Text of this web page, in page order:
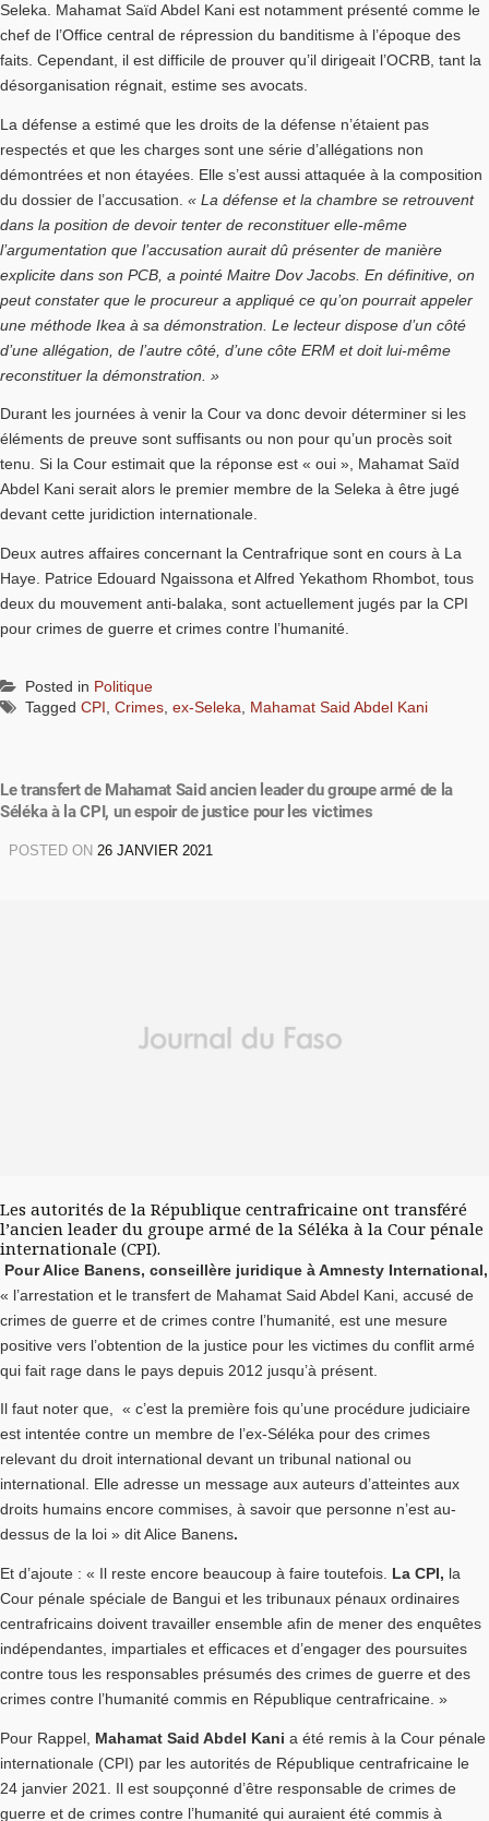
Seleka. Mahamat Saïd Abdel Kani est notamment présenté comme le
chef de l’Office central de répression du banditisme à l’époque des
faits. Cependant, il est difficile de prouver qu’il dirigeait l’OCRB, tant la
désorganisation régnait, estime ses avocats.
La défense a estimé que les droits de la défense n’étaient pas
respectés et que les charges sont une série d’allégations non
démontrées et non étayées. Elle s’est aussi attaquée à la composition
du dossier de l’accusation. « La défense et la chambre se retrouvent
dans la position de devoir tenter de reconstituer elle-même
l’argumentation que l’accusation aurait dû présenter de manière
explicite dans son PCB, a pointé Maitre Dov Jacobs. En définitive, on
peut constater que le procureur a appliqué ce qu’on pourrait appeler
une méthode Ikea à sa démonstration. Le lecteur dispose d’un côté
d’une allégation, de l’autre côté, d’une côte ERM et doit lui-même
reconstituer la démonstration. »
Durant les journées à venir la Cour va donc devoir déterminer si les
éléments de preuve sont suffisants ou non pour qu’un procès soit
tenu. Si la Cour estimait que la réponse est « oui », Mahamat Saïd
Abdel Kani serait alors le premier membre de la Seleka à être jugé
devant cette juridiction internationale.
Deux autres affaires concernant la Centrafrique sont en cours à La
Haye. Patrice Edouard Ngaissona et Alfred Yekathom Rhombot, tous
deux du mouvement anti-balaka, sont actuellement jugés par la CPI
pour crimes de guerre et crimes contre l’humanité.
Posted in Politique
Tagged CPI, Crimes, ex-Seleka, Mahamat Said Abdel Kani
Le transfert de Mahamat Said ancien leader du groupe armé de la
Séléka à la CPI, un espoir de justice pour les victimes
POSTED ON 26 JANVIER 2021
Les autorités de la République centrafricaine ont transféré
l’ancien leader du groupe armé de la Séléka à la Cour pénale
internationale (CPI).
Pour Alice Banens, conseillère juridique à Amnesty International,
« l’arrestation et le transfert de Mahamat Said Abdel Kani, accusé de
crimes de guerre et de crimes contre l’humanité, est une mesure
positive vers l’obtention de la justice pour les victimes du conflit armé
qui fait rage dans le pays depuis 2012 jusqu’à présent.
Il faut noter que, « c’est la première fois qu’une procédure judiciaire
est intentée contre un membre de l’ex-Séléka pour des crimes
relevant du droit international devant un tribunal national ou
international. Elle adresse un message aux auteurs d’atteintes aux
droits humains encore commises, à savoir que personne n’est au-
dessus de la loi » dit Alice Banens.
Et d’ajoute : « Il reste encore beaucoup à faire toutefois. La CPI, la
Cour pénale spéciale de Bangui et les tribunaux pénaux ordinaires
centrafricains doivent travailler ensemble afin de mener des enquêtes
indépendantes, impartiales et efficaces et d’engager des poursuites
contre tous les responsables présumés des crimes de guerre et des
crimes contre l’humanité commis en République centrafricaine. »
Pour Rappel, Mahamat Said Abdel Kani a été remis à la Cour pénale
internationale (CPI) par les autorités de République centrafricaine le
24 janvier 2021. Il est soupçonné d’être responsable de crimes de
guerre et de crimes contre l’humanité qui auraient été commis à